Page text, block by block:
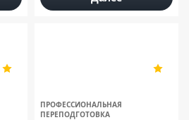
ПРОФЕССИОНАЛЬНАЯ
ПЕРЕПОДГОТОВКА